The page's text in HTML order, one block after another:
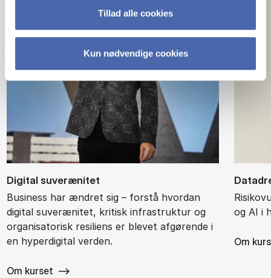
Tillad alle cookies
Kun nødvendige cookies
Di­gi­tal su­veræ­ni­tet
Business har ændret sig – forstå hvordan
digital suverænitet, kritisk infrastruktur og
organisatorisk resiliens er blevet afgørende i
en hyperdigital verden.
Om kurset
og AI i
Om